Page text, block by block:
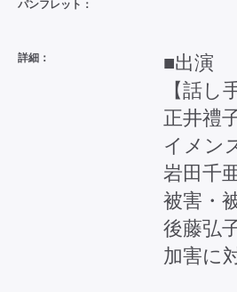
パンフレット：
詳細：
■出演
【話し
正井禮
イメン
岩田千
被害・
後藤弘
加害に